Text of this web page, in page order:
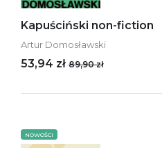
Kapuściński non-fiction
Artur Domosławski
53,94 zł 89,90 zł
NOWOŚCI